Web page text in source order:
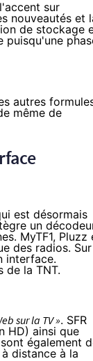
sur
nouveautés et
de stockage
puisqu'une
autres
même de
est désormais
un
MyTF1, Pluzz
des radios. Sur
interface.
de la TNT.
sur la TV ». SFR
HD) ainsi que
également
distance à la